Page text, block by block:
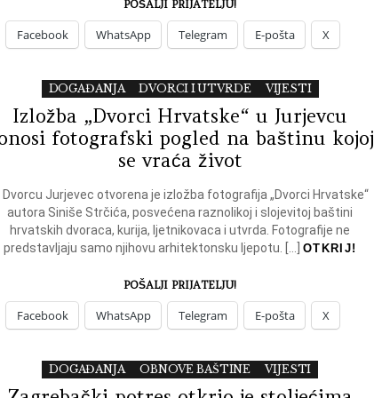
POŠALJI PRIJATELJU!
Facebook WhatsApp Telegram E-pošta X
DOGAĐANJA DVORCI I UTVRDE VIJESTI
Izložba „Dvorci Hrvatske“ u Jurjevcu
fotografski pogled na baštinu kojoj
se vraća život
Dvorcu Jurjevec otvorena je izložba fotografija „Dvorci Hrvatske“
autora Siniše Strčića, posvećena raznolikoj i slojevitoj baštini
hrvatskih dvoraca, kurija, ljetnikovaca i utvrda. Fotografije ne
predstavljaju samo njihovu arhitektonsku ljepotu. […]OTKRIJ!
POŠALJI PRIJATELJU!
Facebook WhatsApp Telegram E-pošta X
DOGAĐANJA OBNOVE BAŠTINE VIJESTI